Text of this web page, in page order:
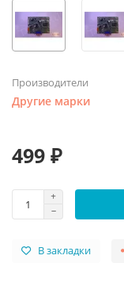
Производители
Другие марки
499 ₽
В закладки